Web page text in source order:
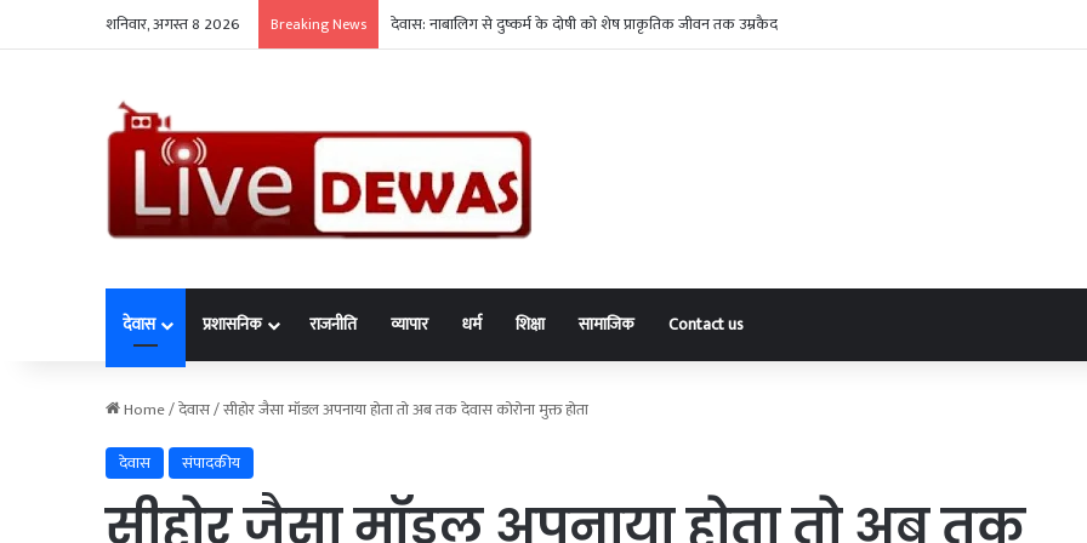
शनिवार, अगस्त 8 2026 Breaking News देवास: नाबालिग से दुष्कर्म के दोषी को शेष प्राकृतिक जीवन तक उम्रकैद
देवास प्रशासनिक राजनीति व्यापार धर्म शिक्षा सामाजिक Contact us
Home/देवास/सीहोर जैसा मॉडल अपनाया होता तो अब तक देवास कोरोना मुक्त होता
देवास
संपादकीय
सीहोर जैसा मॉडल अपनाया होता तो अब तक